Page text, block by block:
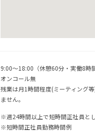
9:00～18:00（休憩60分・実働8時
オンコール無
残業は月1時間程度(ミーティング
ません。
※週24時間以上で短時間正社員と
※短時間正社員勤務時間例